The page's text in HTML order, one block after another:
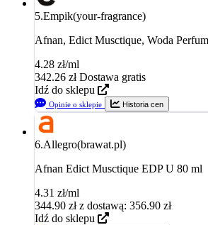
5.Empik(your-fragrance)
Afnan, Edict Musctique, Woda
4.28 zł/ml
342.26 zł Dostawa gratis
Idź do sklepu
Opinie o sklepie Historia cen
6.Allegro(brawat.pl)
Afnan Edict Musctique EDP U 80 ml
4.31 zł/ml
344.90 zł z dostawą: 356.90 zł
Idź do sklepu